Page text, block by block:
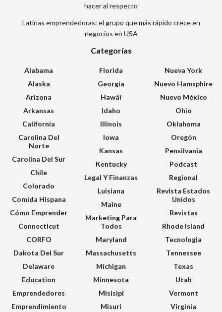
hacer al respecto
Latinas emprendedoras: el grupo que más rápido crece en
negocios en USA
Categorías
Alabama
Alaska
Arizona
Arkansas
California
Carolina Del
Norte
Carolina Del Sur
Chile
Colorado
Comida Hispana
Cómo Emprender
Connecticut
CORFO
Dakota Del Sur
Delaware
Education
Emprendedores
Emprendimiento
Florida
Georgia
Hawái
Idaho
Illinois
Iowa
Kansas
Kentucky
Legal Y Finanzas
Luisiana
Maine
Marketing Para
Todos
Maryland
Massachusetts
Míchigan
Minnesota
Misisipi
Misuri
Nueva York
Nuevo Hamsphire
Nuevo México
Ohio
Oklahoma
Oregón
Pensilvania
Podcast
Regional
Revista Estados
Unidos
Revistas
Rhode Island
Tecnologia
Tennessee
Texas
Utah
Vermont
Virginia